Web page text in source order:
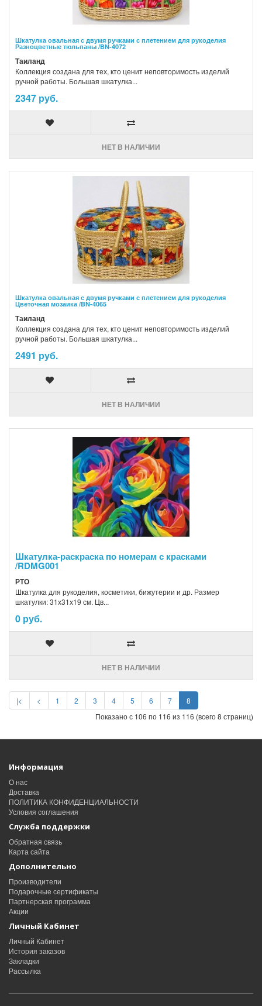
Шкатулка овальная с двумя ручками с плетением для рукоделия
Разноцветные тюльпаны /BN-4072
Таиланд
Коллекция создана для тех, кто ценит неповторимость изделий
ручной работы. Большая шкатулка...
2347 руб.
НЕТ В НАЛИЧИИ
Шкатулка овальная с двумя ручками с плетением для рукоделия
Цветочная мозаика /BN-4065
Таиланд
Коллекция создана для тех, кто ценит неповторимость изделий
ручной работы. Большая шкатулка...
2491 руб.
НЕТ В НАЛИЧИИ
Шкатулка-раскраска по номерам с красками
/RDMG001
РТО
Шкатулка для рукоделия, косметики, бижутерии и др. Размер
шкатулки: 31х31х19 см. Цв...
0 руб.
НЕТ В НАЛИЧИИ
|< < 1 2 3 4 5 6 7
8
Показано с 106 по 116 из 116 (всего 8 страниц)
Информация
О нас
Доставка
ПОЛИТИКА КОНФИДЕНЦИАЛЬНОСТИ
Условия соглашения
Служба поддержки
Обратная связь
Карта сайта
Дополнительно
Производители
Подарочные сертификаты
Партнерская программа
Акции
Личный Кабинет
Личный Кабинет
История заказов
Закладки
Рассылка